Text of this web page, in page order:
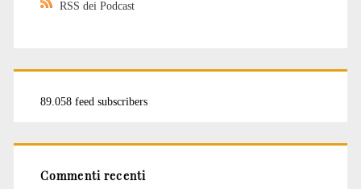
RSS dei Podcast
89.058 feed subscribers
Commenti recenti